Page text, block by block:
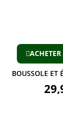
ACHETER
BOUSSOLE ET